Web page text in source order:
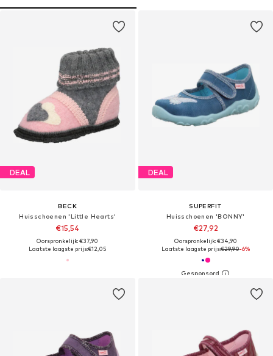
DEAL
BECK
Huisschoenen 'Little Hearts'
€15,54
Oorspronkelijk: €37,90
Laatste laagste prijs:€12,05
DEAL
SUPERFIT
Huisschoenen 'BONNY'
€27,92
Oorspronkelijk: €34,90
Laatste laagste prijs:€29,90-6%